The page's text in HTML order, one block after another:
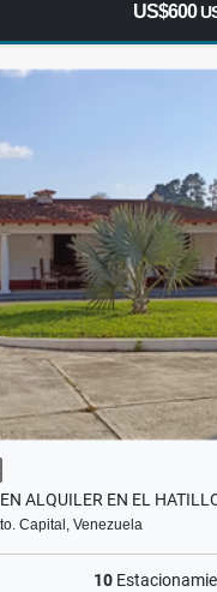
US$600
ALQUILER EN EL
Capital, Venezuela
10